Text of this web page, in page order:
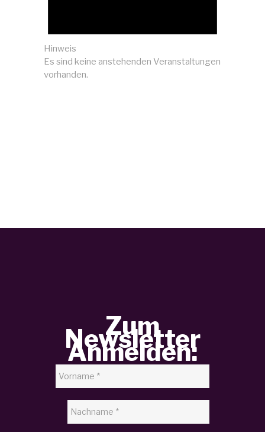
Hinweis
Es sind keine anstehenden Veranstaltungen
vorhanden.
Zum
Newsletter
Anmelden: